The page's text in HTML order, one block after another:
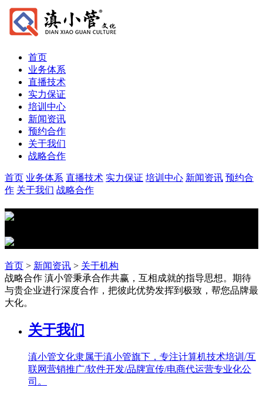
首页
业务体系
直播技术
实力保证
培训中心
新闻资讯
预约合作
关于我们
战略合作
首页 业务体系 直播技术 实力保证 培训中心 新闻资讯 预约合
作 关于我们 战略合作
首页 > 新闻资讯 > 关于机构
战略合作 滇小管秉承合作共赢，互相成就的指导思想。期待
与贵企业进行深度合作，把彼此优势发挥到极致，帮您品牌最
大化。
关于我们
滇小管文化隶属于滇小管旗下，专注计算机技术培训/互
联网营销推广/软件开发/品牌宣传/电商代运营专业化公
司。